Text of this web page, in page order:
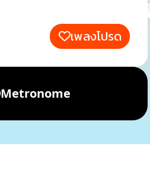
เพลงโปรด
Metronome